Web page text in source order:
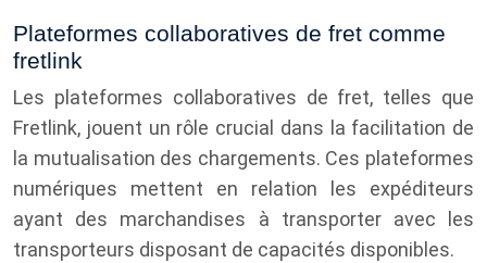
Plateformes collaboratives de fret comme
fretlink
Les plateformes collaboratives de fret, telles que
Fretlink, jouent un rôle crucial dans la facilitation de
la mutualisation des chargements. Ces plateformes
numériques mettent en relation les expéditeurs
ayant des marchandises à transporter avec les
transporteurs disposant de capacités disponibles.